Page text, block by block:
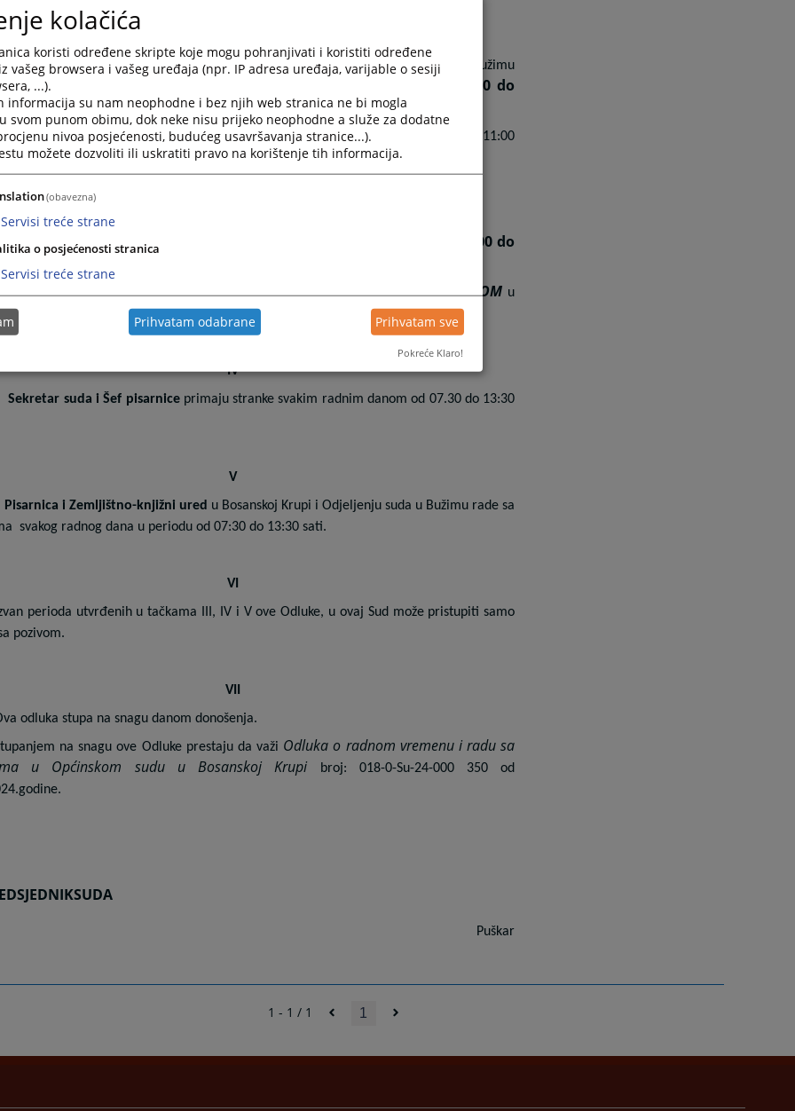
Radno vrijeme u Općinskom sudu u Bosanskoj Krupi i Odjeljenju ovog suda u Bužimu
se na
od 07:00 do
Uposlenici suda će koristitipauzuu toku radnog vremena u periodu od 10:30 do 11:00
Predsjedniksuda će primati stranke
od 08:00 do
Stranke sa područja općine Bužim Predsjednik suda će primatiČETVRTKOMu
Odjeljenja suda u Bužimu.
IV
Sekretar suda i Šef pisarniceprimaju stranke svakim radnim danom od 07.30 do 13:30
V
Pisarnica i Zemljištno-knjižni ured u Bosanskoj Krupi i Odjeljenju suda u Bužimu rade sa
svakog radnog dana u periodu od 07:30 do 13:30 sati.
VI
perioda utvrđenih u tačkama III, IV i V ove Odluke, u ovaj Sud može pristupiti samo
pozivom.
VII
odluka stupa na snagu danom donošenja.
na snagu ove Odluke prestaju da važi Odluka o radnom vremenu i radu sa
u Općinskom sudu u Bosanskoj Krupi
broj: 018-0-Su-24-000 350 od
SUDA
Puškar
1 - 1 / 1 1
kolačića
koristi određene skripte koje mogu pohranjivati i koristiti određene
vašeg browsera i vašeg uređaja (npr. IP adresa uređaja, varijable o sesiji
...).
informacija su nam neophodne i bez njih web stranica ne bi mogla
svom punom obimu, dok neke nisu prijeko neophodne a služe za dodatne
nivoa posjećenosti, budućeg usavršavanja stranice...).
možete dozvoliti ili uskratiti pravo na korištenje tih informacija.
(obavezna)
Servisi treće strane
o posjećenosti stranica
Servisi treće strane
Prihvatam odabrane Prihvatam sve
Pokreće Klaro!